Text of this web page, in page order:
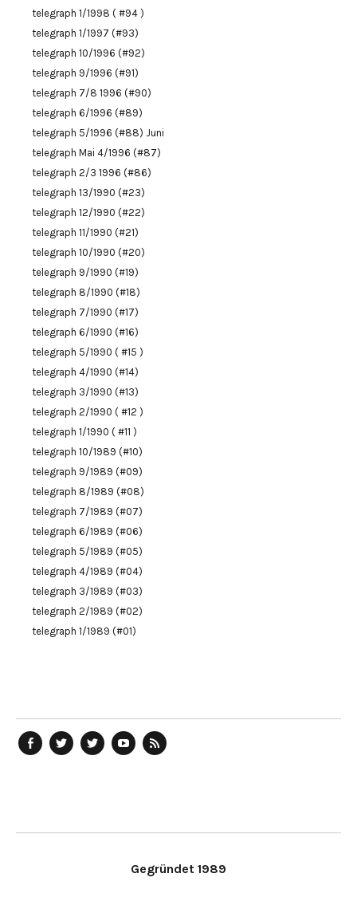
telegraph 1/1998 ( #94 )
telegraph 1/1997 (#93)
telegraph 10/1996 (#92)
telegraph 9/1996 (#91)
telegraph 7/8 1996 (#90)
telegraph 6/1996 (#89)
telegraph 5/1996 (#88) Juni
telegraph Mai 4/1996 (#87)
telegraph 2/3 1996 (#86)
telegraph 13/1990 (#23)
telegraph 12/1990 (#22)
telegraph 11/1990 (#21)
telegraph 10/1990 (#20)
telegraph 9/1990 (#19)
telegraph 8/1990 (#18)
telegraph 7/1990 (#17)
telegraph 6/1990 (#16)
telegraph 5/1990 ( #15 )
telegraph 4/1990 (#14)
telegraph 3/1990 (#13)
telegraph 2/1990 ( #12 )
telegraph 1/1990 ( #11 )
telegraph 10/1989 (#10)
telegraph 9/1989 (#09)
telegraph 8/1989 (#08)
telegraph 7/1989 (#07)
telegraph 6/1989 (#06)
telegraph 5/1989 (#05)
telegraph 4/1989 (#04)
telegraph 3/1989 (#03)
telegraph 2/1989 (#02)
telegraph 1/1989 (#01)
Gegründet 1989